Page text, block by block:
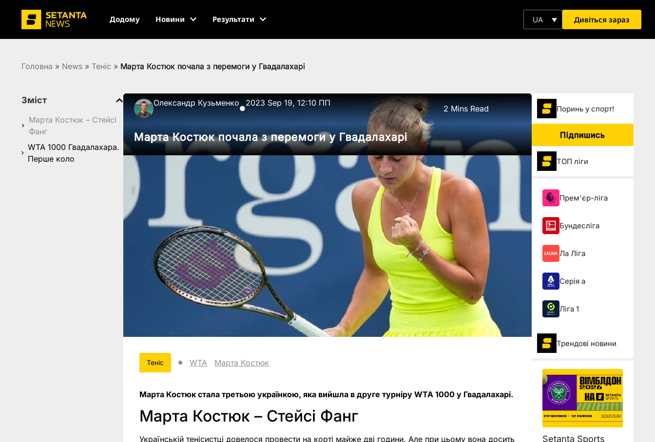
Додому Новини Результати UA Дивіться зараз
Головна » News » Теніс » Марта Костюк почала з перемоги у Гвадалахарі
Зміст
Марта Костюк – Стейсі
Фанг
WTA 1000 Гвадалахара.
Перше коло
Олександр Кузьменко
●
2023 Sep 19, 12:10 ПП
2 Mins Read
Марта Костюк почала з перемоги у Гвадалахарі
Теніс WTA Марта Костюк
Марта Костюк стала третьою українкою, яка вийшла в друге турніру WTA 1000 у Гвадалахарі.
Марта Костюк – Стейсі Фанг
Українській тенісистці довелося провести на корті майже дві години. Але при цьому вона досить
Поринь у спорт!
Підпишись
ТОП ліги
Прем'єр-ліга
Бундесліга
Ла Ліга
Серія а
Ліга 1
Трендові новини
Setanta Sports